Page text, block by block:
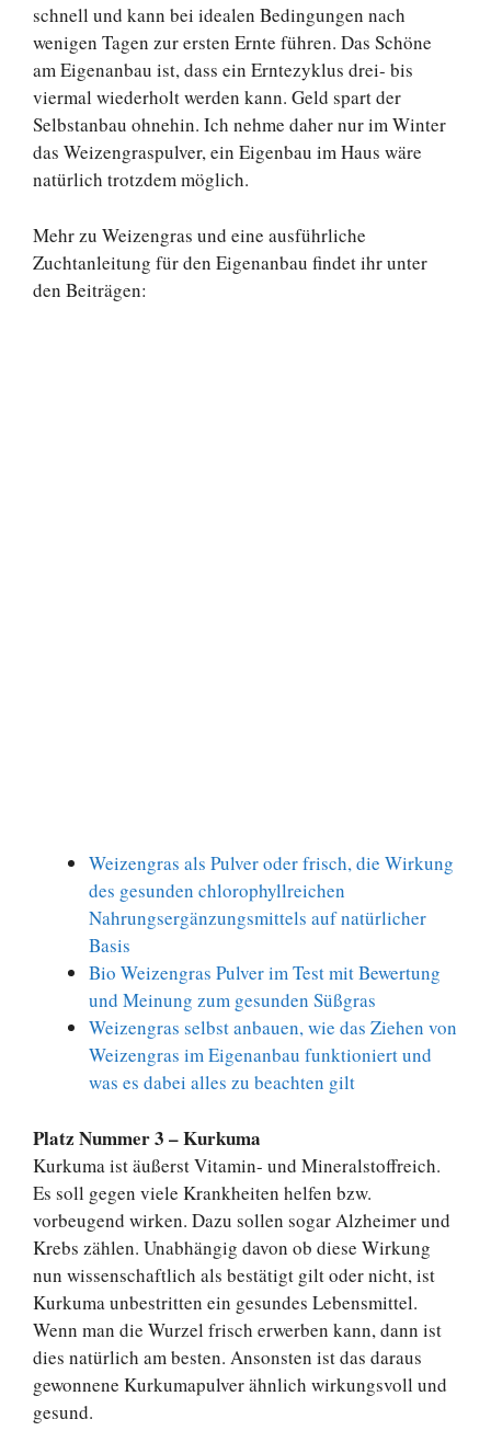
schnell und kann bei idealen Bedingungen nach
wenigen Tagen zur ersten Ernte führen. Das Schöne
am Eigenanbau ist, dass ein Erntezyklus drei- bis
viermal wiederholt werden kann. Geld spart der
Selbstanbau ohnehin. Ich nehme daher nur im Winter
das Weizengraspulver, ein Eigenbau im Haus wäre
natürlich trotzdem möglich.
Mehr zu Weizengras und eine ausführliche
Zuchtanleitung für den Eigenanbau findet ihr unter
den Beiträgen:
Weizengras als Pulver oder frisch, die Wirkung
des gesunden chlorophyllreichen
Nahrungsergänzungsmittels auf natürlicher
Basis
Bio Weizengras Pulver im Test mit Bewertung
und Meinung zum gesunden Süßgras
Weizengras selbst anbauen, wie das Ziehen von
Weizengras im Eigenanbau funktioniert und
was es dabei alles zu beachten gilt
Platz Nummer 3 – Kurkuma
Kurkuma ist äußerst Vitamin- und Mineralstoffreich.
Es soll gegen viele Krankheiten helfen bzw.
vorbeugend wirken. Dazu sollen sogar Alzheimer und
Krebs zählen. Unabhängig davon ob diese Wirkung
nun wissenschaftlich als bestätigt gilt oder nicht, ist
Kurkuma unbestritten ein gesundes Lebensmittel.
Wenn man die Wurzel frisch erwerben kann, dann ist
dies natürlich am besten. Ansonsten ist das daraus
gewonnene Kurkumapulver ähnlich wirkungsvoll und
gesund.